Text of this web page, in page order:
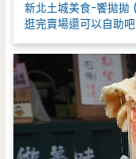
新北土城美食-饗拋拋
逛完賣場還可以自助吧